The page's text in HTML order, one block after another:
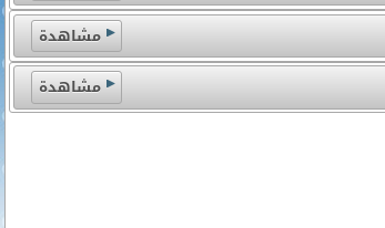
مشاهدة
مشاهدة